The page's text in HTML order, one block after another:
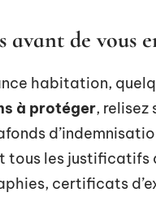
avant de vous
habitation,
à protéger, relisez
tous les justificatifs
certificats